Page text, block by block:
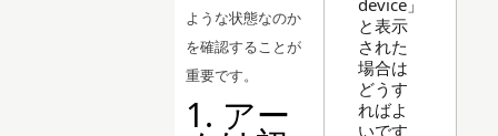
ような状態なのか
を確認することが
重要です。
1. アー
と表示
された
場合は
どうす
ればよ
いです